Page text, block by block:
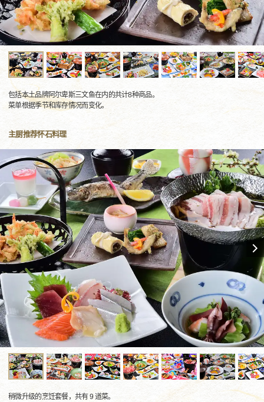
包括本土品牌阿尔卑斯三文鱼在内的共计8种商品。
菜单根据季节和库存情况而变化。
主厨推荐怀石料理
稍微升级的烹饪套餐，共有 9 道菜。